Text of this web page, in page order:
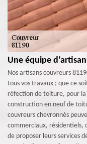
Une équipe
Nos artisans couvreurs
tous vos travaux ; que ce
réfection de toiture, pour
construction en neuf de
couvreurs chevronnés
commerciaux, résidentiels,
de proposer leurs services